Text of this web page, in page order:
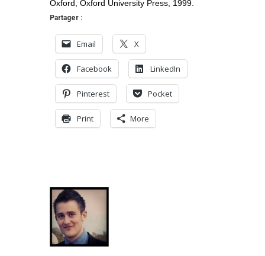
Oxford, Oxford University Press, 1999.
Partager :
Email X
Facebook LinkedIn
Pinterest Pocket
Print More